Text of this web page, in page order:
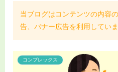
当ブログはコンテンツの内容
告、バナー広告を利用していま
コンプレックス